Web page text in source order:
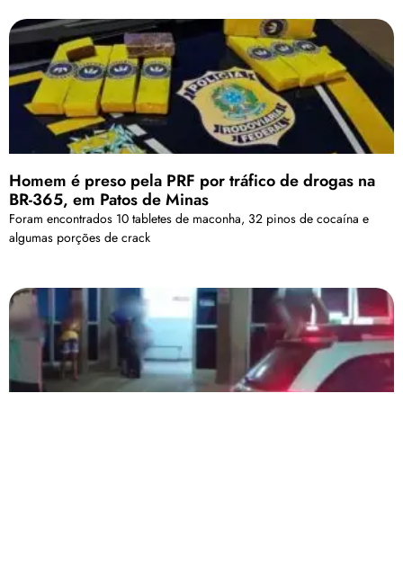
Homem é preso pela PRF por tráfico de drogas na
BR-365, em Patos de Minas
Foram encontrados 10 tabletes de maconha, 32 pinos de cocaína e
algumas porções de crack